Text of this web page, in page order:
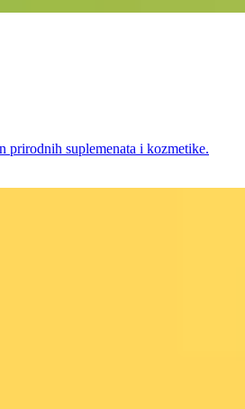
prirodnih suplemenata i kozmetike.